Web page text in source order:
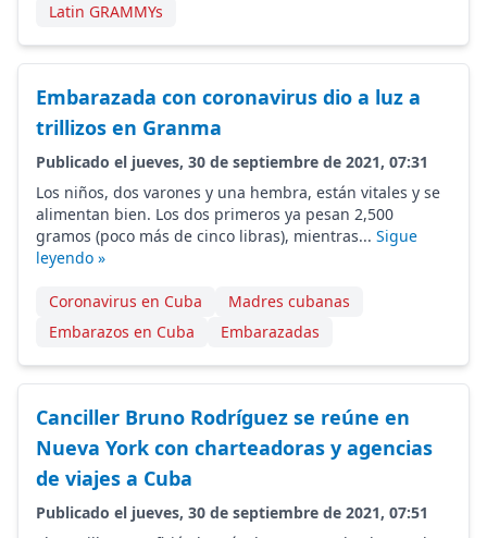
Latin GRAMMYs
Embarazada con coronavirus dio a luz a
trillizos en Granma
Publicado el jueves, 30 de septiembre de 2021, 07:31
Los niños, dos varones y una hembra, están vitales y se
alimentan bien. Los dos primeros ya pesan 2,500
gramos (poco más de cinco libras), mientras... Sigue
leyendo »
Coronavirus en Cuba
Madres cubanas
Embarazos en Cuba
Embarazadas
Canciller Bruno Rodríguez se reúne en
Nueva York con charteadoras y agencias
de viajes a Cuba
Publicado el jueves, 30 de septiembre de 2021, 07:51